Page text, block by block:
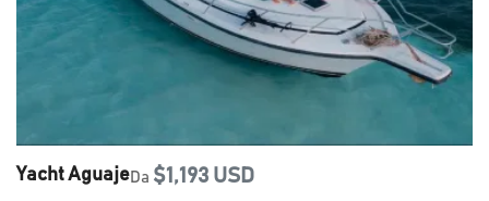
Yacht AguajeDa $1,193 USD